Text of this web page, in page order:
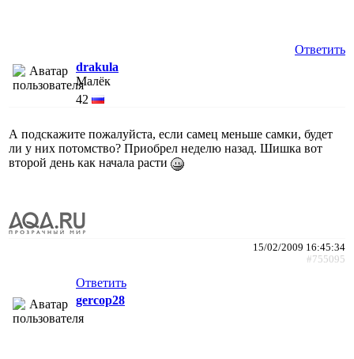
Ответить
drakula
Малёк
42
А подскажите пожалуйста, если самец меньше самки, будет
ли у них потомство? Приобрел неделю назад. Шишка вот
второй день как начала расти
15/02/2009 16:45:34
#755095
Ответить
gercop28